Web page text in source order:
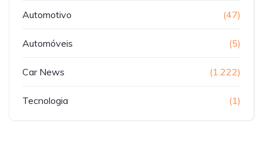
Automotivo (47)
Automóveis (5)
Car News (1.222)
Tecnologia (1)